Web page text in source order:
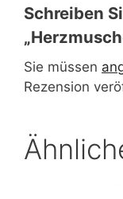
Schreiben
Sie müssen
Rezension